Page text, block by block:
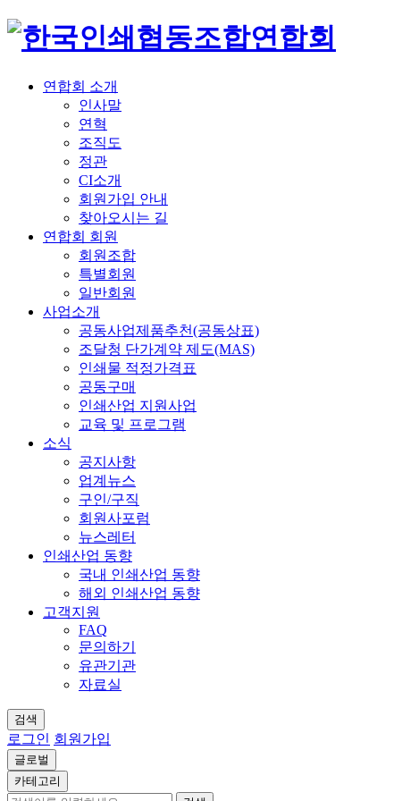
연합회 소개
인사말
연혁
조직도
정관
CI소개
회원가입 안내
찾아오시는 길
연합회 회원
회원조합
특별회원
일반회원
사업소개
공동사업제품추천(공동상표)
조달청 단가계약 제도(MAS)
인쇄물 적정가격표
공동구매
인쇄산업 지원사업
교육 및 프로그램
소식
공지사항
업계뉴스
구인/구직
회원사포럼
뉴스레터
인쇄산업 동향
국내 인쇄산업 동향
해외 인쇄산업 동향
고객지원
FAQ
문의하기
유관기관
자료실
검색
로그인 회원가입
글로벌
카테고리